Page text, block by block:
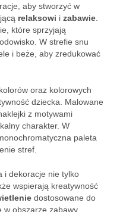
aby stworzyć w
relaksowi i zabawie
które sprzyjają
W strefie snu
i beże, aby zredukować
oraz kolorowych
dziecka. Malowane
z motywami
charakter. W
paleta
stref.
i dekoracje nie tylko
wspierają kreatywność
dostosowane do
obszarze zabawy,